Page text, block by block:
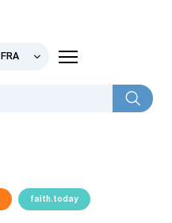
FRA
faith.today